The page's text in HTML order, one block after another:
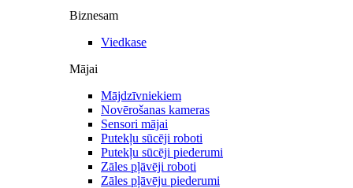
Biznesam
Viedkase
Mājai
Mājdzīvniekiem
Novērošanas kameras
Sensori mājai
Putekļu sūcēji roboti
Putekļu sūcēji piederumi
Zāles pļāvēji roboti
Zāles pļāvēju piederumi